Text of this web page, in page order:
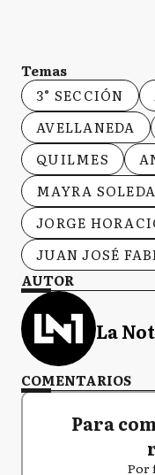
Temas
3° SECCIÓN
AVELLANEDA
QUILMES
MAYRA
JORGE
JUAN JOSÉ
AUTOR
La
COMENTARIOS
Para
Por